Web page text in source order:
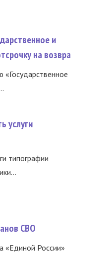
и
на возвра
услуги
типографии
СВО
«Единой России»